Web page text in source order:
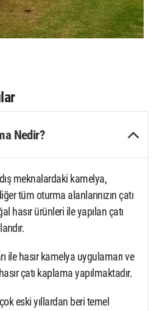
Nedir?
meknalardaki kamelya,
tüm oturma alanlarınızın çatı
hasır ürünleri ile yapılan çatı
ile hasır kamelya uygulamarı ve
çatı kaplama yapılmaktadır.
eski yıllardan beri temel